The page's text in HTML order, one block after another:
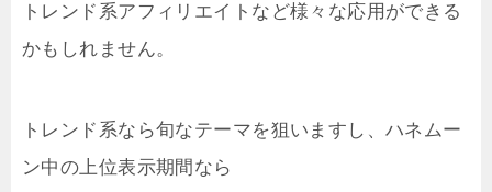
トレンド系アフィリエイトなど様々な応用ができる
かもしれません。
トレンド系なら旬なテーマを狙いますし、ハネムー
ン中の上位表示期間なら